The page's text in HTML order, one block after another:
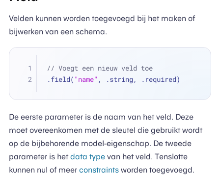
Velden kunnen worden toegevoegd bij het maken of
bijwerken van een schema.
// Voegt een nieuw veld toe
.field( "name" , .string, .required)
De eerste parameter is de naam van het veld. Deze
moet overeenkomen met de sleutel die gebruikt wordt
op de bijbehorende model-eigenschap. De tweede
parameter is hetdata typevan het veld. Tenslotte
kunnen nul of meer constraintsworden toegevoegd.